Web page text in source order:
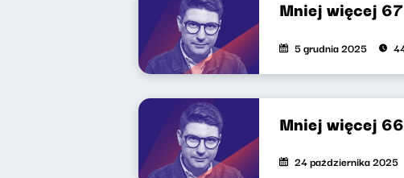
Mniej więcej 67
5 grudnia 2025
Mniej więcej 66
24 października 2025